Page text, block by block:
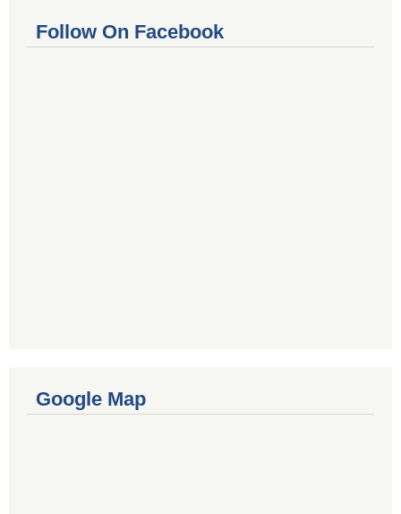
Follow On Facebook
Google Map